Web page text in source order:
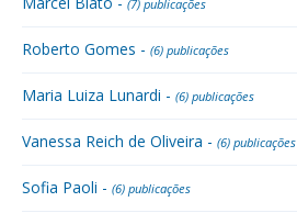
(7) publicações
Roberto Gomes - (6) publicações
Maria Luiza Lunardi - (6) publicações
Vanessa Reich de Oliveira - (6) publicações
Sofia Paoli - (6) publicações